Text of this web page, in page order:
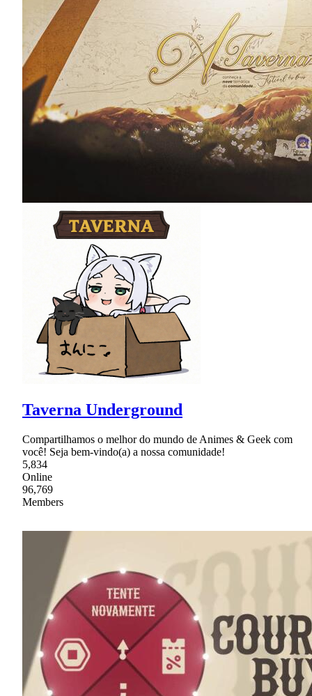
Taverna Underground
Compartilhamos o melhor do mundo de Animes & Geek com
você! Seja bem-vindo(a) a nossa comunidade!
5,834
Online
96,769
Members